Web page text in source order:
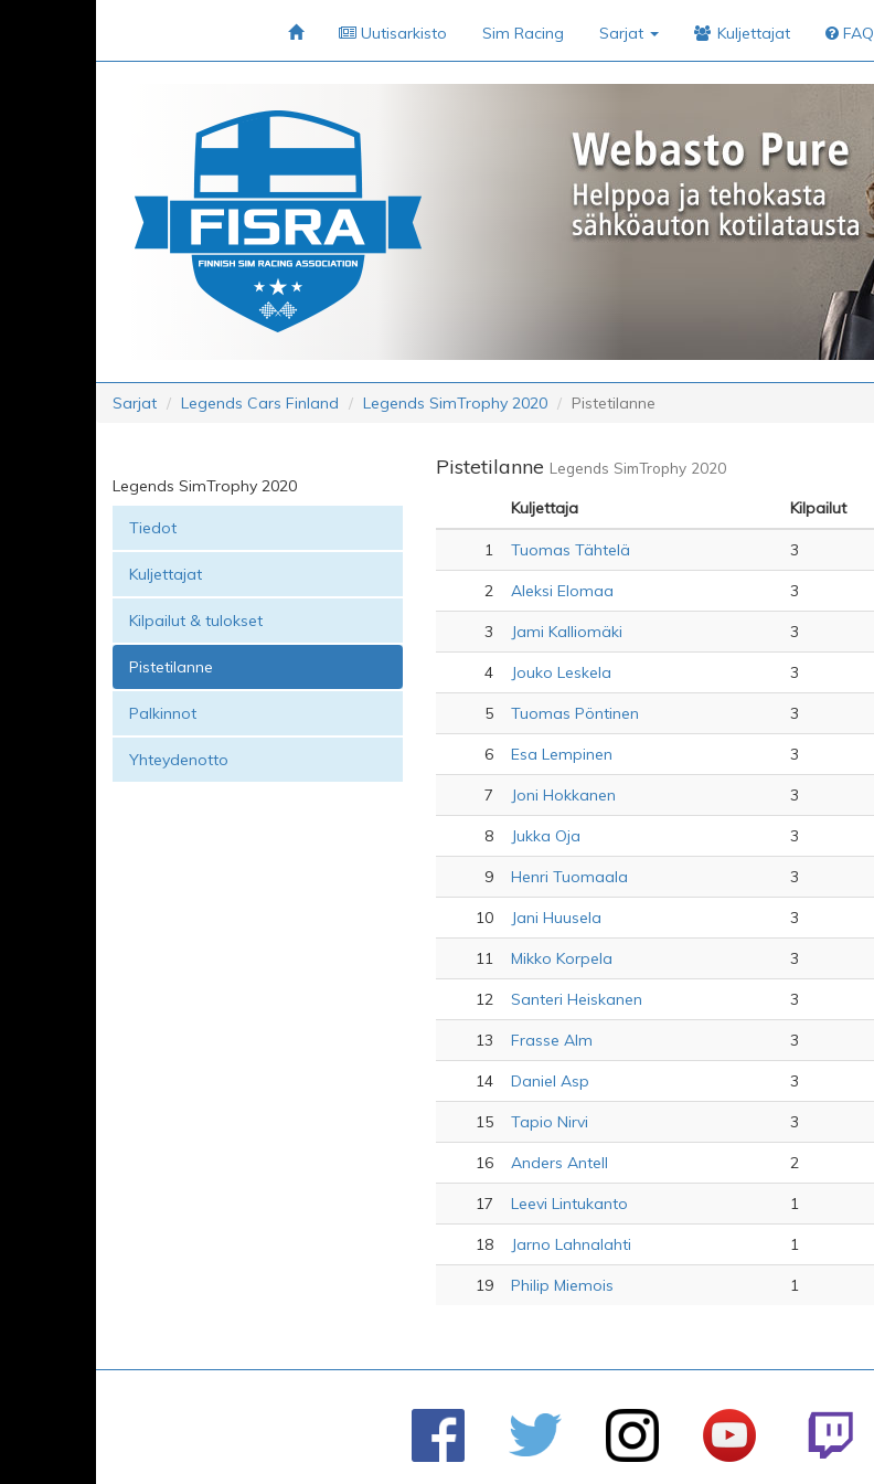
Uutisarkisto Sim Racing Sarjat Kuljettajat FAQ
Sarjat Legends Cars Finland Legends SimTrophy 2020 Pistetilanne
Legends SimTrophy 2020
Tiedot
Kuljettajat
Kilpailut & tulokset
Pistetilanne
Palkinnot
Yhteydenotto
Pistetilanne Legends SimTrophy 2020
Kuljettaja Kilpailut
1 Tuomas Tähtelä 3
2 Aleksi Elomaa 3
3 Jami Kalliomäki 3
4 Jouko Leskela 3
5 Tuomas Pöntinen 3
6 Esa Lempinen 3
7 Joni Hokkanen 3
8 Jukka Oja 3
9 Henri Tuomaala 3
10 Jani Huusela 3
11 Mikko Korpela 3
12 Santeri Heiskanen 3
13 Frasse Alm 3
14 Daniel Asp 3
15 Tapio Nirvi 3
16 Anders Antell 2
17 Leevi Lintukanto 1
18 Jarno Lahnalahti 1
19 Philip Miemois 1